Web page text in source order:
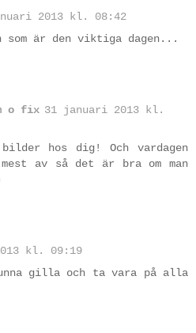
2013 kl. 08:42
som är den viktiga dagen...
o fix 31 januari 2013 kl.
hos dig! Och vardagen
av så det är bra om man
kl. 09:19
gilla och ta vara på alla